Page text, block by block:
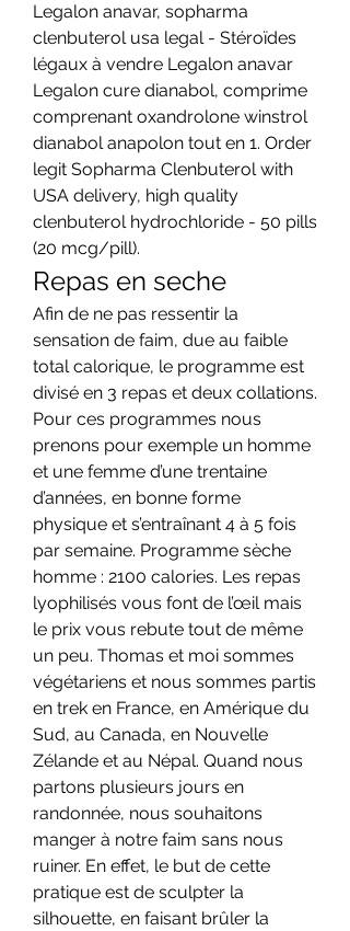
Legalon anavar, sopharma
clenbuterol usa legal - Stéroïdes
légaux à vendre Legalon anavar
Legalon cure dianabol, comprime
comprenant oxandrolone winstrol
dianabol anapolon tout en 1. Order
legit Sopharma Clenbuterol with
USA delivery, high quality
clenbuterol hydrochloride - 50 pills
(20 mcg/pill).
Repas en seche
Afin de ne pas ressentir la
sensation de faim, due au faible
total calorique, le programme est
divisé en 3 repas et deux collations.
Pour ces programmes nous
prenons pour exemple un homme
et une femme d’une trentaine
d’années, en bonne forme
physique et s’entraînant 4 à 5 fois
par semaine. Programme sèche
homme : 2100 calories. Les repas
lyophilisés vous font de l’œil mais
le prix vous rebute tout de même
un peu. Thomas et moi sommes
végétariens et nous sommes partis
en trek en France, en Amérique du
Sud, au Canada, en Nouvelle
Zélande et au Népal. Quand nous
partons plusieurs jours en
randonnée, nous souhaitons
manger à notre faim sans nous
ruiner. En effet, le but de cette
pratique est de sculpter la
silhouette, en faisant brûler la